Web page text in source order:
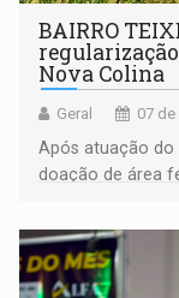
BAIRRO
Nova Colina
Geral 07
Após atuação do
doação de área